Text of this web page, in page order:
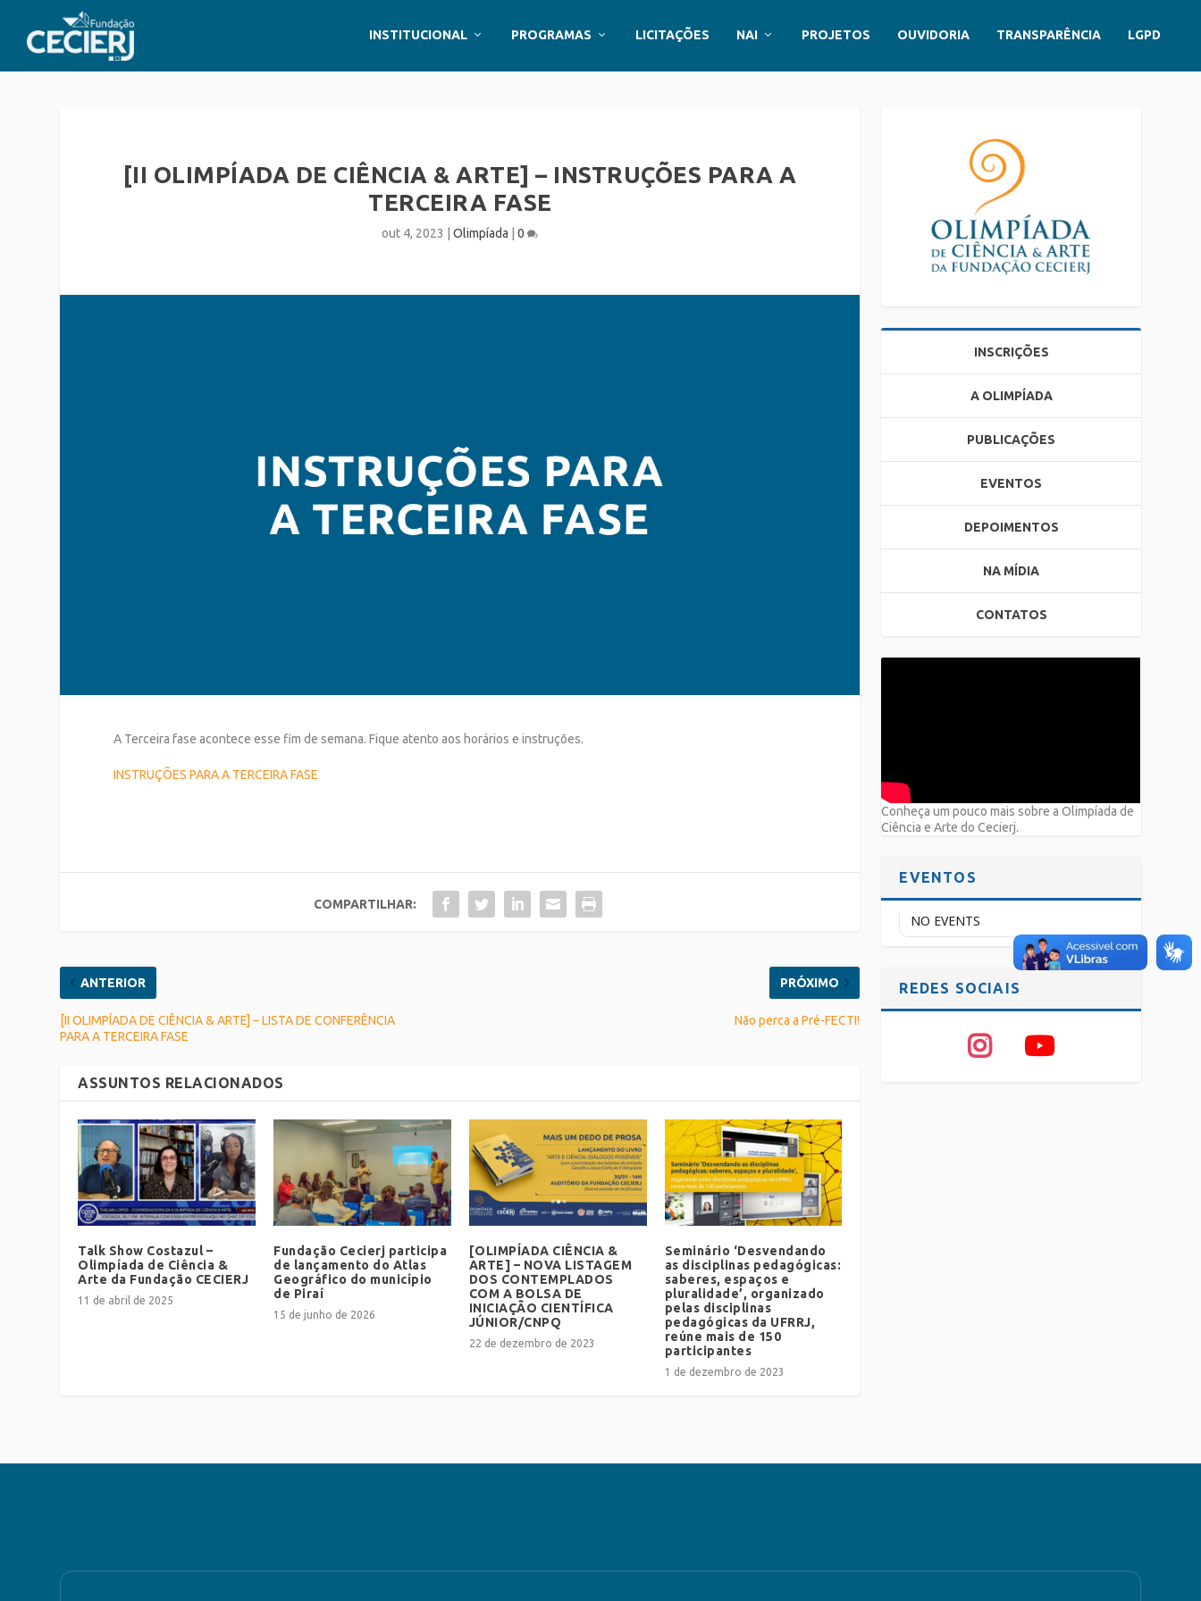
INSTITUCIONAL PROGRAMAS LICITAÇÕES NAI PROJETOS OUVIDORIA TRANSPARÊNCIA LGPD
[II OLIMPÍADA DE CIÊNCIA & ARTE] – INSTRUÇÕES PARA A
TERCEIRA FASE
out 4, 2023 |Olimpíada |0
A Terceira fase acontece esse fim de semana. Fique atento aos horários e instruções.
INSTRUÇÕES PARA A TERCEIRA FASE
COMPARTILHAR:
ANTERIOR
[II OLIMPÍADA DE CIÊNCIA & ARTE] – LISTA DE CONFERÊNCIA
PARA A TERCEIRA FASE
PRÓXIMO
Não perca a Pré-FECTI!
ASSUNTOS RELACIONADOS
Talk Show Costazul –
Olimpíada de Ciência &
Arte da Fundação CECIERJ
11 de abril de 2025
Fundação Cecierj participa
de lançamento do Atlas
Geográfico do município
de Piraí
15 de junho de 2026
[OLIMPÍADA CIÊNCIA &
ARTE] – NOVA LISTAGEM
DOS CONTEMPLADOS
COM A BOLSA DE
INICIAÇÃO CIENTÍFICA
JÚNIOR/CNPQ
22 de dezembro de 2023
Seminário ‘Desvendando
as disciplinas pedagógicas:
saberes, espaços e
pluralidade’, organizado
pelas disciplinas
pedagógicas da UFRRJ,
reúne mais de 150
participantes
1 de dezembro de 2023
INSCRIÇÕES
A OLIMPÍADA
PUBLICAÇÕES
EVENTOS
DEPOIMENTOS
NA MÍDIA
CONTATOS
Conheça um pouco mais sobre a Olimpíada de
Ciência e Arte do Cecierj.
EVENTOS
NO EVENTS
REDES SOCIAIS